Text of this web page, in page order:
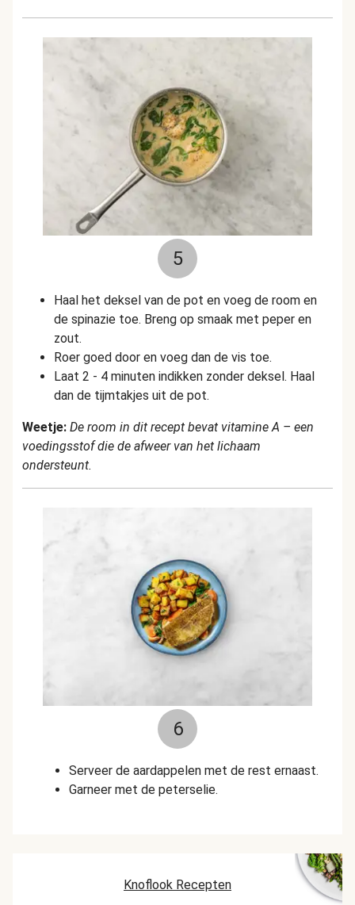
5
Haal het deksel van de pot en voeg de room en
de spinazie toe. Breng op smaak met peper en
zout.
Roer goed door en voeg dan de vis toe.
Laat 2 - 4 minuten indikken zonder deksel. Haal
dan de tijmtakjes uit de pot.
Weetje: De room in dit recept bevat vitamine A – een
voedingsstof die de afweer van het lichaam
ondersteunt.
6
Serveer de aardappelen met de rest ernaast.
Garneer met de peterselie.
Knoflook Recepten